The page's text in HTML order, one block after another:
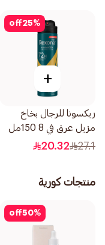
25%
off
+
ريكسونا للرجال بخاخ
مزيل عرق في 8 150مل
27.1
20.32
منتجات كورية
50%
off